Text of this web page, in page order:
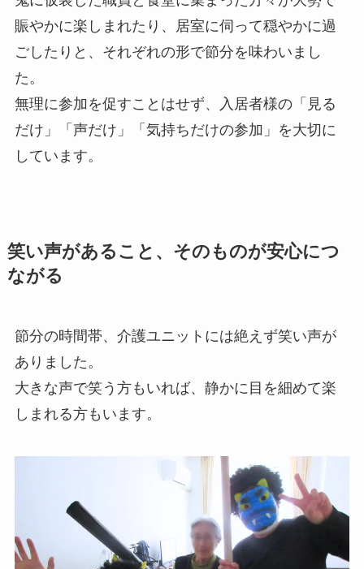
賑やかに楽しまれたり、居室に伺って穏やかに過
ごしたりと、それぞれの形で節分を味わいまし
た。
無理に参加を促すことはせず、入居者様の「見る
だけ」「声だけ」「気持ちだけの参加」を大切に
しています。
笑い声があること、そのものが安心につ
ながる
節分の時間帯、介護ユニットには絶えず笑い声が
ありました。
大きな声で笑う方もいれば、静かに目を細めて楽
しまれる方もいます。